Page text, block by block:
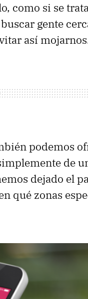
como si se
gente
así
podemos
de
dejado el
qué zonas